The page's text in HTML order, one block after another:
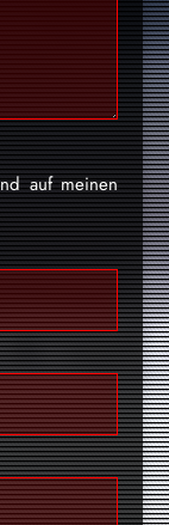
auf meinen